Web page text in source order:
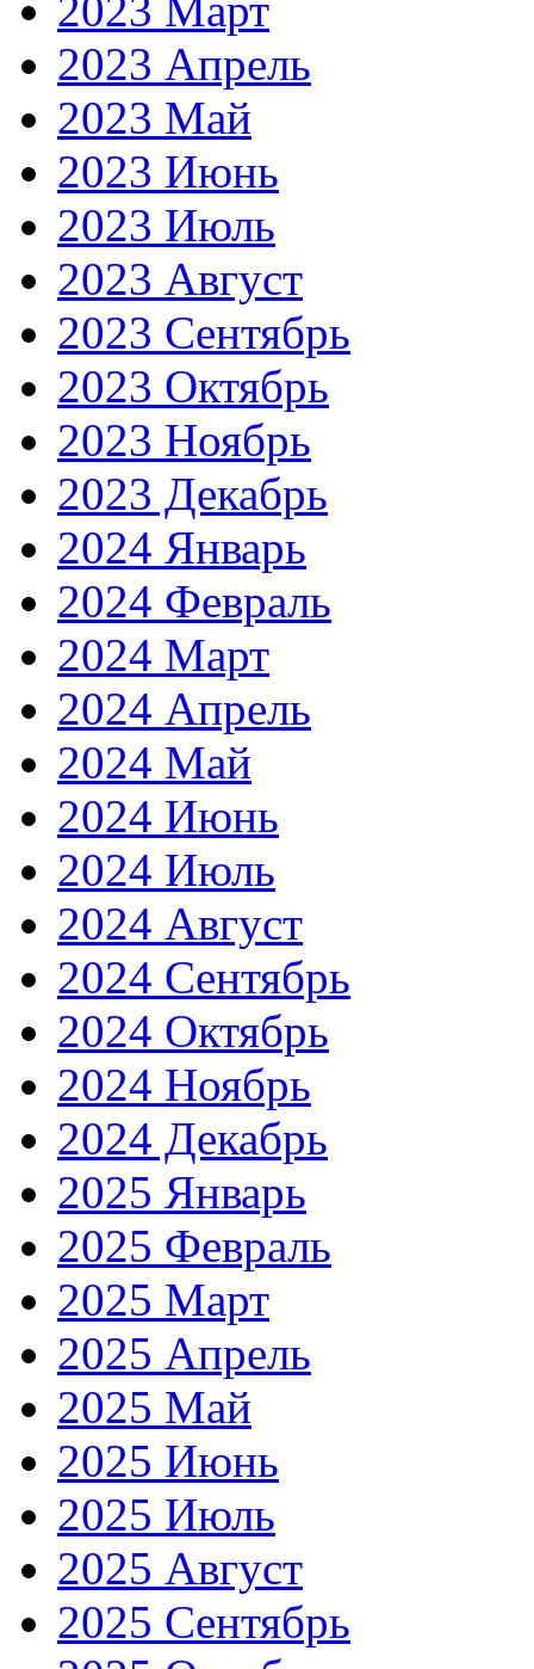
2023 Апрель
2023 Май
2023 Июнь
2023 Июль
2023 Август
2023 Сентябрь
2023 Октябрь
2023 Ноябрь
2023 Декабрь
2024 Январь
2024 Февраль
2024 Март
2024 Апрель
2024 Май
2024 Июнь
2024 Июль
2024 Август
2024 Сентябрь
2024 Октябрь
2024 Ноябрь
2024 Декабрь
2025 Январь
2025 Февраль
2025 Март
2025 Апрель
2025 Май
2025 Июнь
2025 Июль
2025 Август
2025 Сентябрь